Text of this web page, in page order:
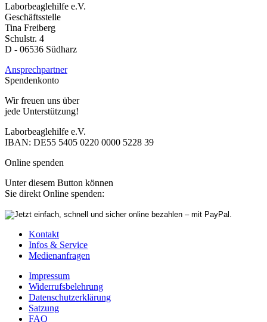
Laborbeaglehilfe e.V.
Geschäftsstelle
Tina Freiberg
Schulstr. 4
D - 06536 Südharz
Ansprechpartner
Spendenkonto
Wir freuen uns über
jede Unterstützung!
Laborbeaglehilfe e.V.
IBAN: DE55 5405 0220 0000 5228 39
Online spenden
Unter diesem Button können
Sie direkt Online spenden:
Kontakt
Infos & Service
Medienanfragen
Impressum
Widerrufsbelehrung
Datenschutzerklärung
Satzung
FAQ